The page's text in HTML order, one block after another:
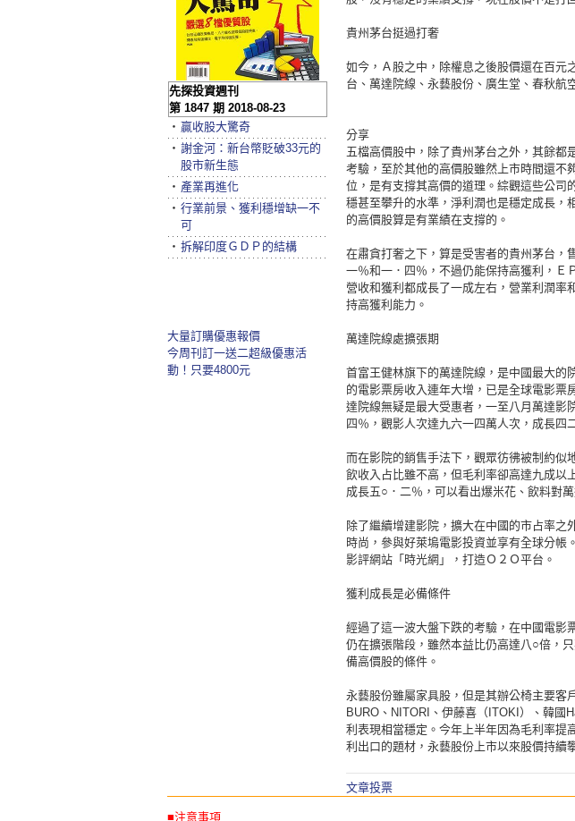
貴州茅台挺過打奢
如今，Ａ股之中，除權息之後股價還在百元
台、萬達院線、永藝股份、廣生堂、春秋航
分享
五檔高價股中，除了貴州茅台之外，其餘都
考驗，至於其他的高價股雖然上市時間還不
位，是有支撐其高價的道理。綜觀這些公司
穩甚至攀升的水準，淨利潤也是穩定成長，
的高價股算是有業績在支撐的。
在肅貪打奢之下，算是受害者的貴州茅台，
一％和一．四％，不過仍能保持高獲利，Ｅ
營收和獲利都成長了一成左右，營業利潤率
持高獲利能力。
萬達院線處擴張期
首富王健林旗下的萬達院線，是中國最大的
的電影票房收入連年大增，已是全球電影票
達院線無疑是最大受惠者，一至八月萬達影
四％，觀影人次達九六一四萬人次，成長四
而在影院的銷售手法下，觀眾彷彿被制約似
飲收入占比雖不高，但毛利率卻高達九成以
成長五○．二％，可以看出爆米花、飲料對
除了繼續增建影院，擴大在中國的市占率
時尚，參與好萊塢電影投資並享有全球分
影評網站「時光網」，打造Ｏ２Ｏ平台。
獲利成長是必備條件
經過了這一波大盤下跌的考驗，在中國電影
仍在擴張階段，雖然本益比仍高達八○倍，
備高價股的條件。
永藝股份雖屬家具股，但是其辦公椅主要
BURO、NITORI、伊藤喜（ITOKI）、韓國
利表現相當穩定。今年上半年因為毛利率提
利出口的題材，永藝股份上市以來股價持續
文章投票
先探投資週刊
第 1847 期 2018-08-23
‧ 贏收股大驚奇
‧ 謝金河：新台幣貶破33元的
股市新生態
‧ 產業再進化
‧ 行業前景、獲利穩增缺一不
可
‧ 拆解印度ＧＤＰ的結構
大量訂購優惠報價
今周刊訂一送二超級優惠活
動！只要4800元
■注意事項